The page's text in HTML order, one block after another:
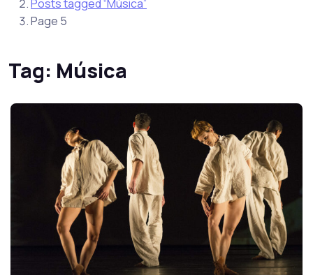
Posts tagged “Música”
Page 5
Tag: Música